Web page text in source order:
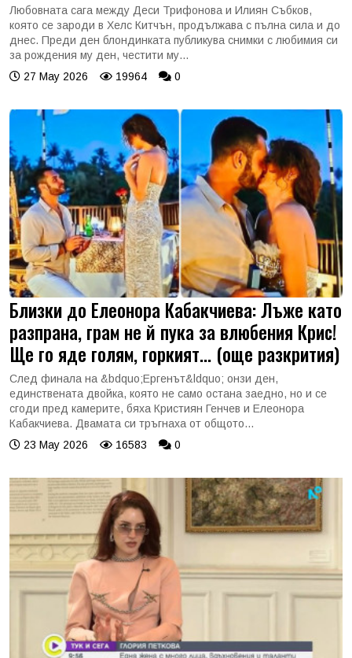
Любовната сага между Деси Трифонова и Илиян Събков,
която се зароди в Хелс Китчън, продължава с пълна сила и до
днес. Преди ден блондинката публикува снимки с любимия си
за рождения му ден, честити му...
27 May 2026
19964 0
Близки до Елеонора Кабакчиева: Лъже като
разпрана, грам не й пука за влюбения Крис!
Ще го яде голям, горкият... (още разкрития)
След финала на &bdquo;Ергенът&ldquo; онзи ден,
единствената двойка, която не само остана заедно, но и се
сгоди пред камерите, бяха Кристиян Генчев и Елеонора
Кабакчиева. Двамата си тръгнаха от общото...
23 May 2026
16583 0